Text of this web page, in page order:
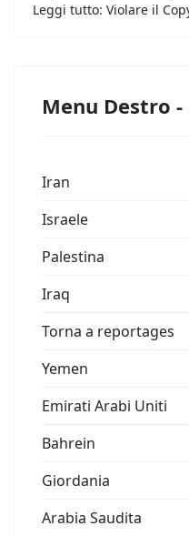
Leggi tutto: Violare il
Menu Destro
Iran
Israele
Palestina
Iraq
Torna a reportages
Yemen
Emirati Arabi Uniti
Bahrein
Giordania
Arabia Saudita